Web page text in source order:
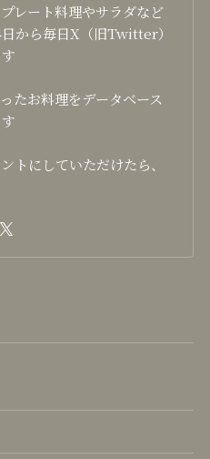
レート料理やサラダなど
から毎日X（旧Twitter）
たお料理をデータベース
トにしていただけたら、